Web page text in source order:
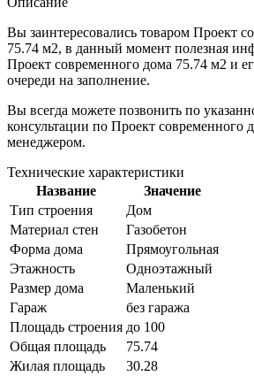
Вы заинтересовались товаром Проект
75.74 м2, в данный момент полезная
Проект современного дома 75.74 м2 и
очереди на заполнение.
Вы всегда можете позвонить по
консультации по Проект современного
менеджером.
Технические характеристики
Название
Значение
Тип строения
Дом
Материал стен
Газобетон
Форма дома
Прямоугольная
Этажность
Одноэтажный
Размер дома
Маленький
Гараж
без гаража
Площадь строения до 100
Общая площадь
75.74
Жилая площадь
30.28